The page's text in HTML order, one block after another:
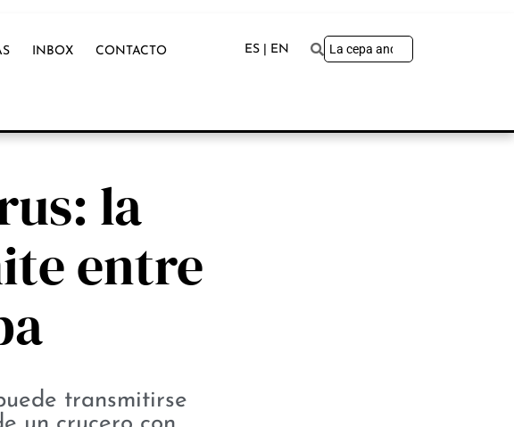
INBOX CONTACTO ES | EN
la
entre
transmitirse